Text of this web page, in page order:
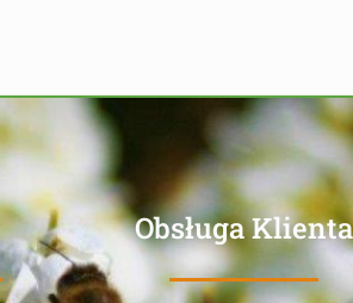
Obsługa Klienta